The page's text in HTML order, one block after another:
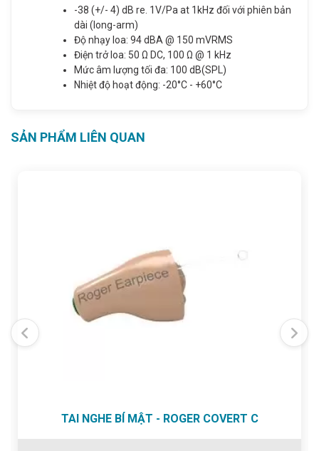
-38 (+/- 4) dB re. 1V/Pa at 1kHz đối với phiên bản
dài (long-arm)
Độ nhạy loa: 94 dBA @ 150 mVRMS
Điện trở loa: 50 Ω DC, 100 Ω @ 1 kHz
Mức âm lượng tối đa: 100 dB(SPL)
Nhiệt độ hoạt động: -20°C - +60°C
SẢN PHẨM LIÊN QUAN
TAI NGHE BÍ MẬT - ROGER COVERT C